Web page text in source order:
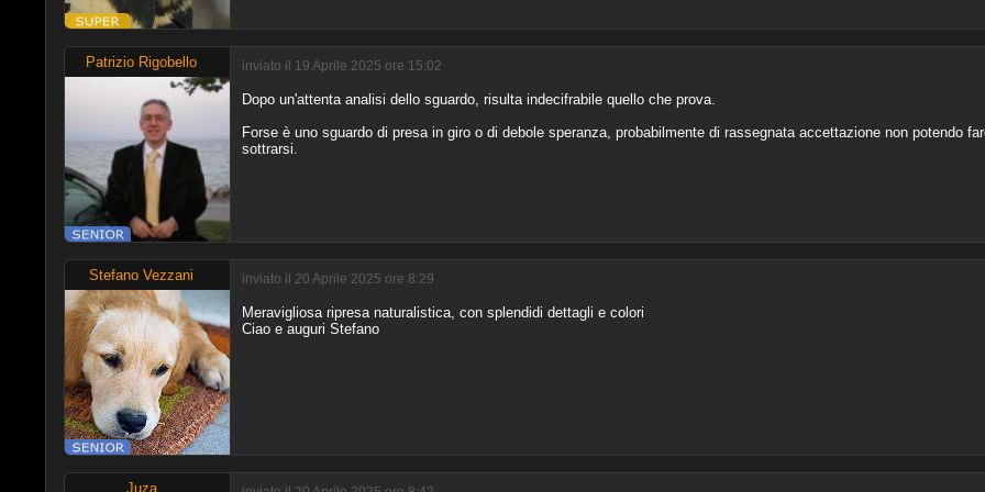
Patrizio Rigobello inviato il 19 Aprile 2025 ore 15:02
Dopo un'attenta analisi dello sguardo, risulta indecifrabile quello che prova.
Forse è uno sguardo di presa in giro o di debole speranza, probabilmente di rassegnata accettazione non potendo
sottrarsi.
Stefano Vezzani inviato il 20 Aprile 2025 ore 8:29
Meravigliosa ripresa naturalistica, con splendidi dettagli e colori
Ciao e auguri Stefano
Juza